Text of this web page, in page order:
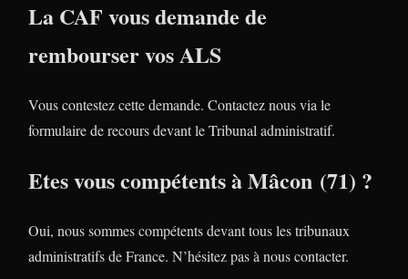
La CAF vous demande de
rembourser vos ALS
Vous contestez cette demande. Contactez nous via le
formulaire de recours devant le Tribunal administratif.
Etes vous compétents à Mâcon (71) ?
Oui, nous sommes compétents devant tous les tribunaux
administratifs de France. N’hésitez pas à nous contacter.